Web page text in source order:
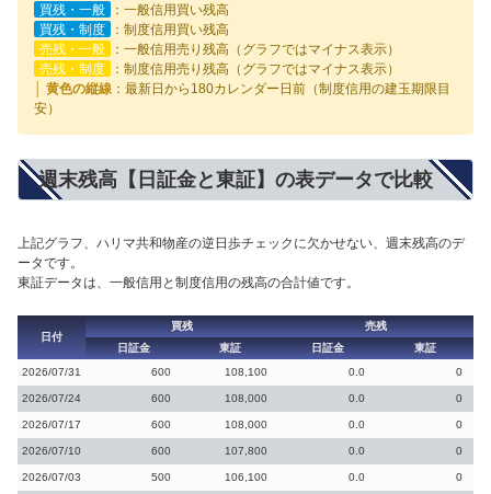
買残・一般
：一般信用買い残高
買残・制度
：制度信用買い残高
売残・一般
：一般信用売り残高（グラフではマイナス表示）
売残・制度
：制度信用売り残高（グラフではマイナス表示）
│ 黄色の縦線 ：最新日から180カレンダー日前（制度信用の建玉期限目
安）
週末残高【日証金と東証】の表データで比較
上記グラフ、ハリマ共和物産の逆日歩チェックに欠かせない、週末残高のデ
ータです。
東証データは、一般信用と制度信用の残高の合計値です。
日付
買残
売残
日証金
東証 日証金
東証
2026/07/31
600 108,100 0.0 0
2026/07/24 600 108,000 0.0 0
2026/07/17 600 108,000 0.0 0
2026/07/10 600 107,800 0.0 0
2026/07/03 500 106,100 0.0 0